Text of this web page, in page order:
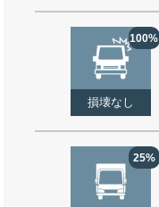
100%
損壊なし
25%